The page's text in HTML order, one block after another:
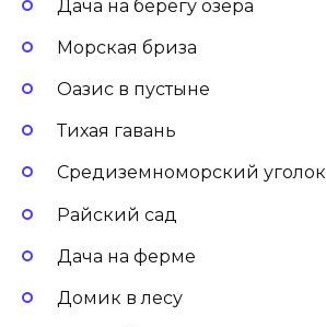
Дача на берегу озера
Морская бриза
Оазис в пустыне
Тихая гавань
Средиземноморский уголок
Райский сад
Дача на ферме
Домик в лесу